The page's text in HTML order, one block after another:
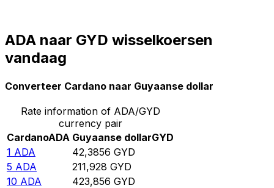
ADA naar GYD wisselkoersen
vandaag
Converteer Cardano naar Guyaanse dollar
Rate information of ADA/GYD
currency pair
CardanoADA Guyaanse dollarGYD
1 ADA 42,3856 GYD
5 ADA 211,928 GYD
10 ADA 423,856 GYD